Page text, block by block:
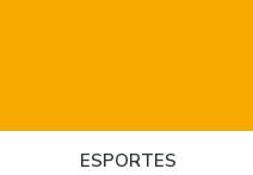
ESPORTES